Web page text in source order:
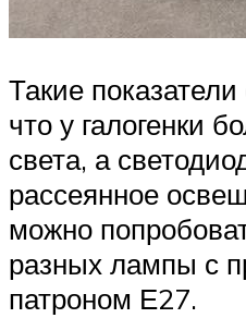
Такие
что у галогенки
света, а
рассеянное
можно
разных лампы с
патроном Е27.